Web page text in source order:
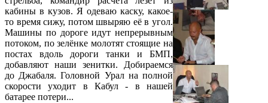
кабины в кузов. Я одеваю каску, какое-
то время сижу, потом швыряю её в угол.
Машины по дороге идут непрерывным
потоком, по зелёнке молотят стоящие на
постах вдоль дороги танки и БМП,
добавляют наши зенитки. Добираемся
до Джабаля. Головной Урал на полной
скорости уходит в Кабул - в нашей
батарее потери...